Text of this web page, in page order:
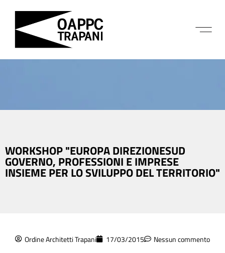
WORKSHOP "EUROPA DIREZIONESUD
GOVERNO, PROFESSIONI E IMPRESE
INSIEME PER LO SVILUPPO DEL TERRITORIO"
Ordine Architetti Trapani 17/03/2015 Nessun commento